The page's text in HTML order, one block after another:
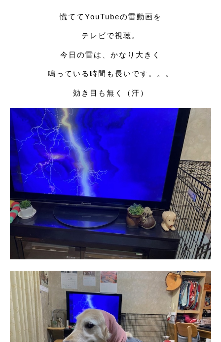
慌ててYouTubeの雷動画を
テレビで視聴。
今日の雷は、かなり大きく
鳴っている時間も長いです。。。
効き目も無く（汗）